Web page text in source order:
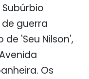
guerra
'Seu Nilson',
Os